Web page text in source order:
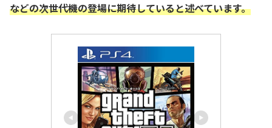
などの次世代機の登場に期待していると述べています。